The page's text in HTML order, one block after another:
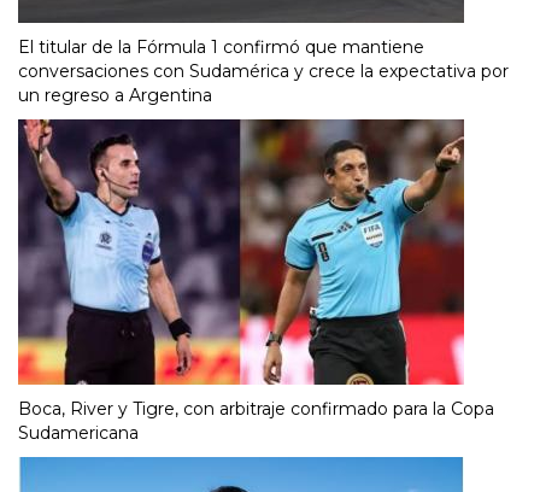
El titular de la Fórmula 1 confirmó que mantiene
conversaciones con Sudamérica y crece la expectativa por
un regreso a Argentina
Boca, River y Tigre, con arbitraje confirmado para la Copa
Sudamericana